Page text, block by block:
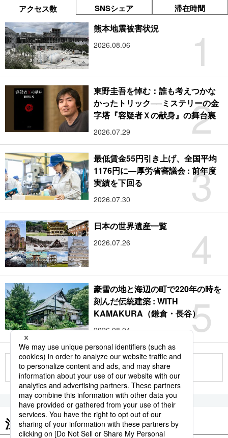
アクセス数 SNSシェア 滞在時間
1
熊本地震被害状況
2026.08.06
2
東野圭吾を悼む：誰も考えつかな
かったトリック──ミステリーの金
字塔『容疑者Ｘの献身』の舞台裏
2026.07.29
3
最低賃金55円引き上げ、全国平均
1176円に―厚労省審議会 : 前年度
実績を下回る
2026.07.30
4
日本の世界遺産一覧
2026.07.26
5
豪雪の地と海辺の町で220年の時を
刻んだ伝統建築 : WITH
KAMAKURA（鎌倉・長谷）
2026.08.04
もっと見る
注目のキーワード